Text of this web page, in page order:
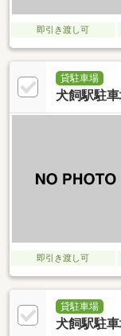
即引き渡し可
貸駐車場
犬飼駅駐
即引き渡し可
貸駐車場
犬飼駅駐